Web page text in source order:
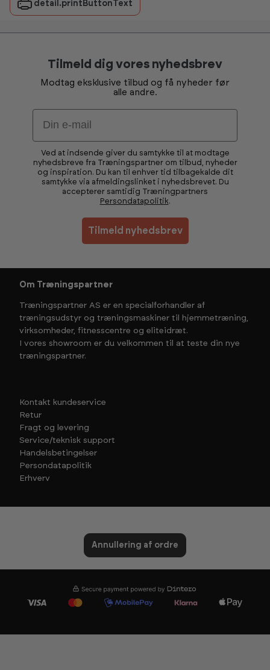
detail.printButtonText
Tilmeld dig vores nyhedsbrev
Modtag eksklusive tilbud og få nyheder før
alle andre.
Email
Ved at indsende giver du samtykke til at modtage
nyhedsbreve fra Træningspartner om tilbud, nyheder
og inspiration. Du kan til enhver tid tilbagekalde dit
samtykke via afmeldingslinket i nyhedsbrevet. Du
accepterer samtidig Træningpartners
Persondatapolitik.
Tilmeld nyhedsbrev
Om Træningspartner
Træningspartner AS er en specialforhandler af
træningsudstyr og træningsmaskiner til hjemmetræning,
virksomheder, fitnesscentre og eliteidræt.
I vores showroom er du velkommen til at teste din nye
træningspartner.
Kontakt kundeservice
Retur
Fragt og levering
Service/teknisk support
Handelsbetingelser
Persondatapolitik
Erhverv
Annullering af ordre